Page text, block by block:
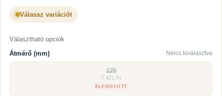
Válassz variációt
Választható opciók
Átmérő (mm)
Nincs kiválasztva
125
7 421 Ft
ELFOGYOTT